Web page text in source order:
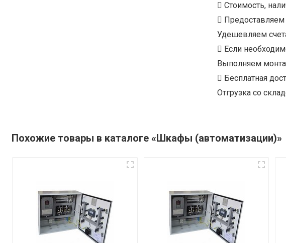
Стоимость,
Предоставляем
Удешевляем
Если
Выполняем
Бесплатная
Отгрузка со
Похожие товары в каталоге «Шкафы (автоматизации)»